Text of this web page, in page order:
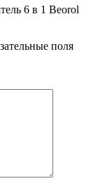
6 в 1 Beorol
поля